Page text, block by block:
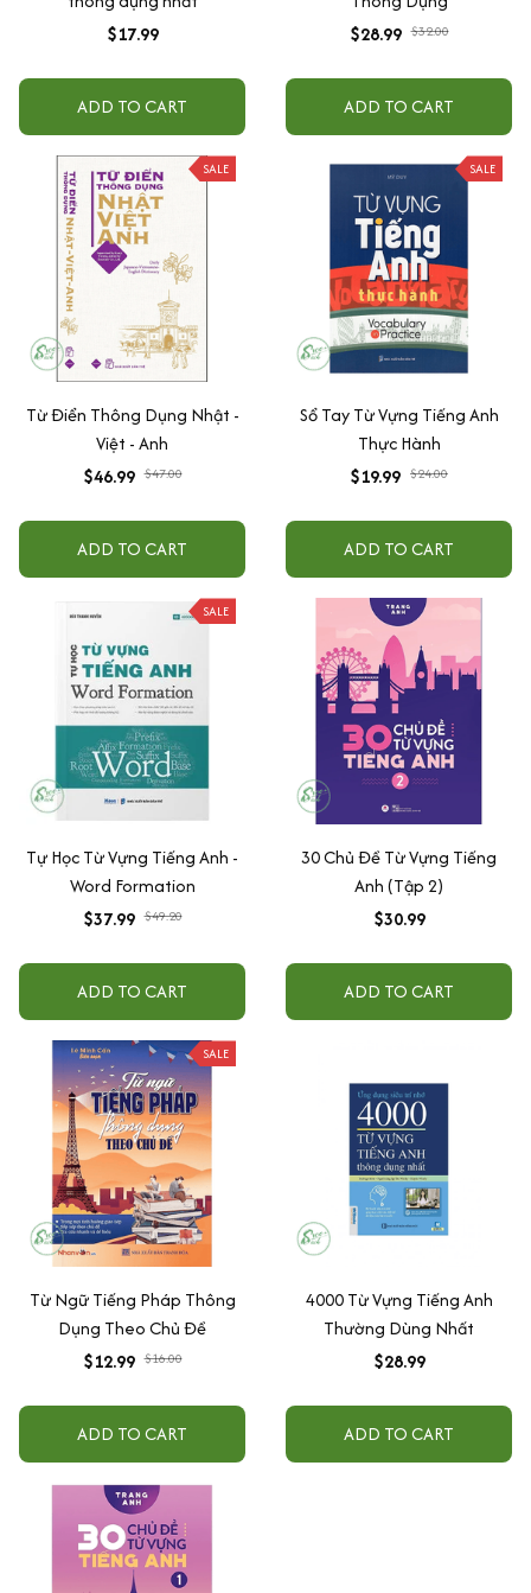
$17.99
ADD TO CART
$28.99 $32.00
ADD TO CART
SALE
Từ Điển Thông Dụng Nhật -
Việt - Anh
$46.99 $47.00
ADD TO CART
SALE
Sổ Tay Từ Vựng Tiếng Anh
Thực Hành
$19.99 $24.00
ADD TO CART
SALE
Tự Học Từ Vựng Tiếng Anh -
Word Formation
$37.99 $49.20
ADD TO CART
30 Chủ Đề Từ Vựng Tiếng
Anh (Tập 2)
$30.99
ADD TO CART
SALE
Từ Ngữ Tiếng Pháp Thông
Dụng Theo Chủ Đề
$12.99 $16.00
ADD TO CART
4000 Từ Vựng Tiếng Anh
Thường Dùng Nhất
$28.99
ADD TO CART